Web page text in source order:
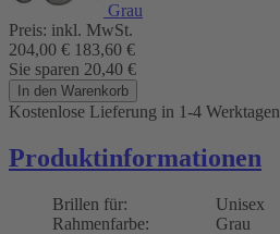
Grau
Preis: inkl. MwSt.
204,00 € 183,60 €
Sie sparen 20,40 €
In den Warenkorb
Kostenlose Lieferung in 1-4 Werktagen
Produktinformationen
Brillen für:
Unisex
Rahmenfarbe:
Grau